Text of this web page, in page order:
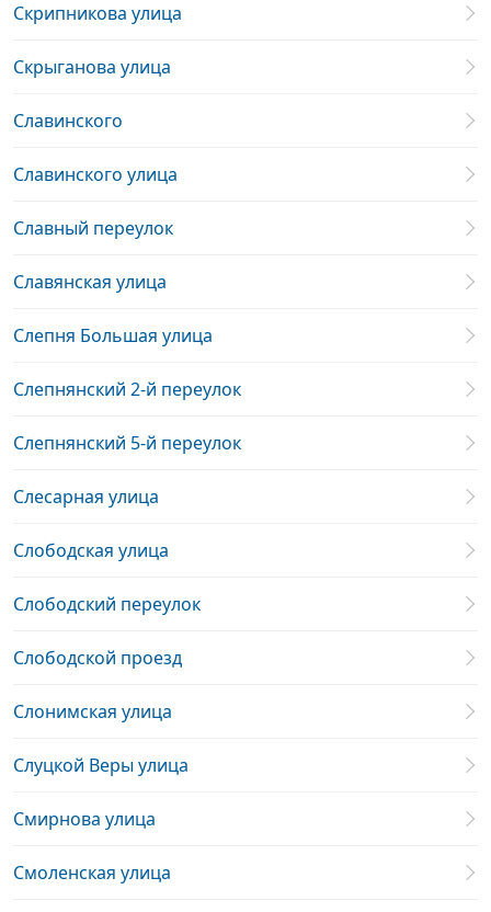
Скрипникова улица
Скрыганова улица
Славинского
Славинского улица
Славный переулок
Славянская улица
Слепня Большая улица
Слепнянский 2-й переулок
Слепнянский 5-й переулок
Слесарная улица
Слободская улица
Слободский переулок
Слободской проезд
Слонимская улица
Слуцкой Веры улица
Смирнова улица
Смоленская улица